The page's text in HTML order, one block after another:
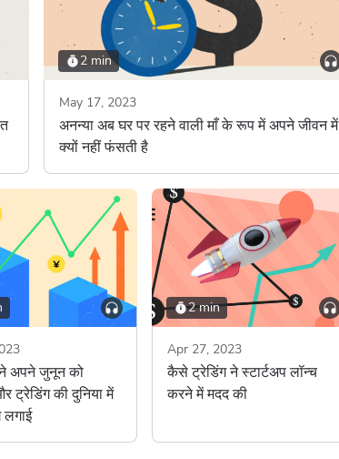
2 min
May 17, 2023
अनन्या अब घर पर रहने वाली माँ के रूप में अपने जीवन में
क्यों नहीं फंसती है
अपने जुनून को
ट्रेडिंग की दुनिया में
2 min
Apr 27, 2023
कैसे ट्रेडिंग ने स्टार्टअप लॉन्च
करने में मदद की